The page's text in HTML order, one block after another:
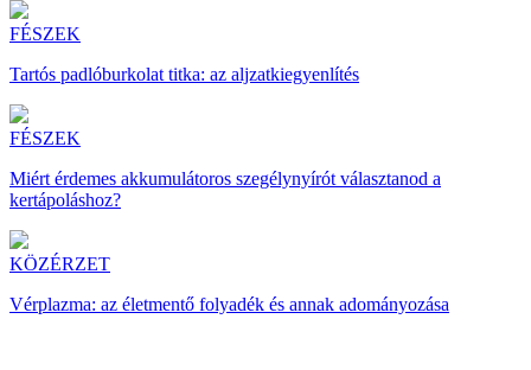
FÉSZEK
Tartós padlóburkolat titka: az aljzatkiegyenlítés
FÉSZEK
Miért érdemes akkumulátoros szegélynyírót választanod a
kertápoláshoz?
KÖZÉRZET
Vérplazma: az életmentő folyadék és annak adományozása